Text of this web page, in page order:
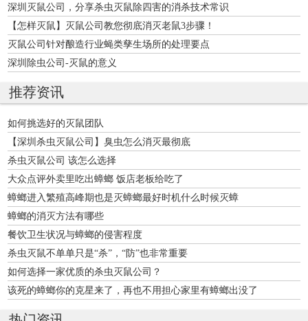
深圳灭鼠公司，分享杀虫灭鼠除四害的消杀技术常识
【怎样灭鼠】灭鼠公司教您彻底消灭老鼠3步骤！
灭鼠公司针对酿造行业蝇类孳生场所的处理要点
深圳除虫公司-灭鼠的意义
推荐资讯
如何挑选好的灭鼠团队
【深圳杀虫灭鼠公司】臭虫怎么消灭最彻底
杀虫灭鼠公司 该怎么选择
大众点评外卖里吃出蟑螂 饭店老板给吃了
蟑螂进入繁殖高峰期也是灭蟑螂最好时机什么时候灭蟑
蟑螂的消灭方法有哪些
餐饮卫生状况与蟑螂的侵害程度
杀虫灭鼠不单单只是“杀”，“防”也非常重要
如何选择一家优质的杀虫灭鼠公司？
该死的蟑螂你的克星来了，再也不用担心家里有蟑螂出没了